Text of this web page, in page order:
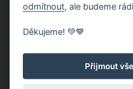
odmítnout , ale budeme
Děkujeme! 💚💙
Přijmout